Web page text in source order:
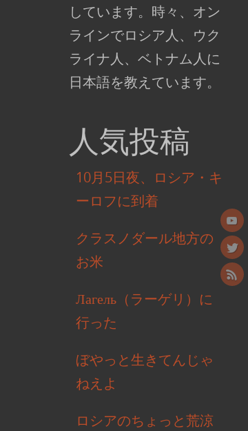
しています。時々、オン
ラインでロシア人、ウク
ライナ人、ベトナム人に
日本語を教えています。
人気投稿
10月5日夜、ロシア・キ
ーロフに到着
クラスノダール地方の
お米
Лагель（ラーゲリ）に
行った
ぼやっと生きてんじゃ
ねえよ
ロシアのちょっと荒涼